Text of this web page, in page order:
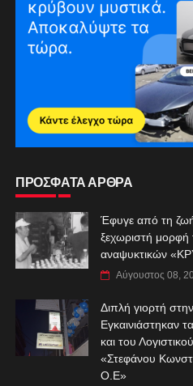
ΠΡΟΣΦΑΤΑ ΑΡΘΡΑ
Έφυγε από τη
ξεχωριστή μορφή
αναψυκτικών
Αύγουστος 08,
Διπλή γιορτή
Εγκαινιάστηκαν
και του
«Στεφάνου
Ο.Ε»